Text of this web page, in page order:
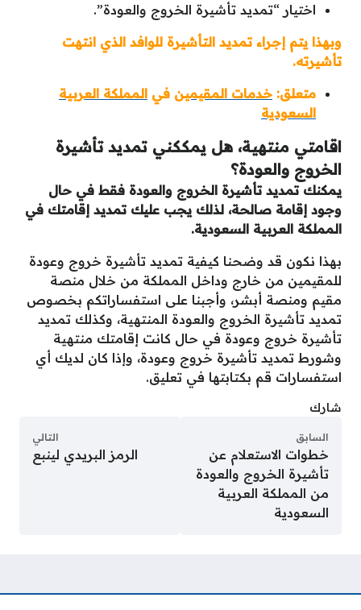
اختيار “تمديد تأشيرة الخروج والعودة”.
وبهذا يتم إجراء تمديد التأشيرة للوافد الذي انتهت
تأشيرته.
متعلق: خدمات المقيمين في المملكة العربية
السعودية
اقامتي منتهية، هل يمككني تمديد تأشيرة
الخروج والعودة؟
يمكنك تمديد تأشيرة الخروج والعودة فقط في حال
وجود إقامة صالحة، لذلك يجب عليك تمديد إقامتك في
المملكة العربية السعودية.
بهذا نكون قد وضحنا كيفية تمديد تأشيرة خروج وعودة
للمقيمين من خارج وداخل المملكة من خلال منصة
مقيم ومنصة أبشر، وأجبنا على استفساراتكم بخصوص
تمديد تأشيرة الخروج والعودة المنتهية، وكذلك تمديد
تأشيرة خروج وعودة في حال كانت إقامتك منتهية
وشورط تمديد تأشيرة خروج وعودة، وإذا كان لديك أي
استفسارات قم بكتابتها في تعليق.
شارك
السابق
خطوات الاستعلام عن
تأشيرة الخروج والعودة
من المملكة العربية
السعودية
التالي
الرمز البريدي لينبع